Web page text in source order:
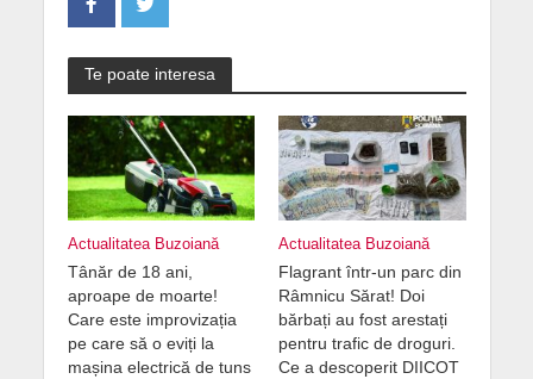
Te poate interesa
Actualitatea Buzoiană
Tânăr de 18 ani,
aproape de moarte!
Care este improvizația
pe care să o eviți la
mașina electrică de tuns
Actualitatea Buzoiană
Flagrant într-un parc din
Râmnicu Sărat! Doi
bărbați au fost arestați
pentru trafic de droguri.
Ce a descoperit DIICOT